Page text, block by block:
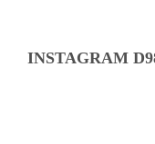
INSTAGRAM